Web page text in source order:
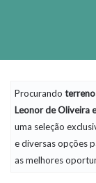
Procurando
Leonor de Oliveira
uma seleção
e diversas opções
as melhores